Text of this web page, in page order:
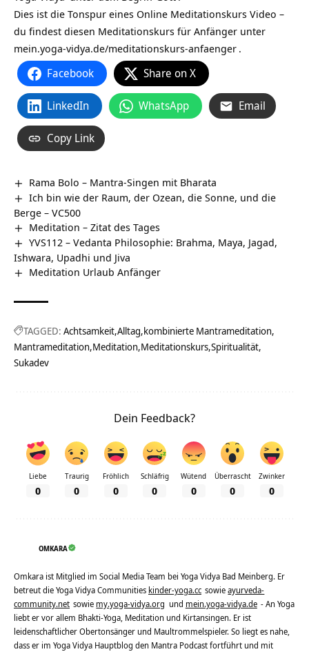
Dies ist die Tonspur eines Online Meditationskurs Video –
du findest diesen Meditationskurs für Anfänger unter
mein.yoga-vidya.de/meditationskurs-anfaenger .
Facebook Share on X
LinkedIn WhatsApp Email
Copy Link
Rama Bolo – Mantra-Singen mit Bharata
Ich bin wie der Raum, der Ozean, die Sonne, und die
Berge – VC500
Meditation – Zitat des Tages
YVS112 – Vedanta Philosophie: Brahma, Maya, Jagad,
Ishwara, Upadhi und Jiva
Meditation Urlaub Anfänger
TAGGED: Achtsamkeit Alltag kombinierte Mantrameditation
Mantrameditation Meditation Meditationskurs Spiritualität
Sukadev
Dein Feedback?
Liebe
0
Traurig
0
Fröhlich
0
Schläfrig
0
Wütend
0
Überrascht
0
Zwinker
0
OMKARA
Omkara ist Mitglied im Social Media Team bei Yoga Vidya Bad Meinberg. Er
betreut die Yoga Vidya Communities kinder-yoga.cc sowieayurveda-
community.net sowie my.yoga-vidya.org und mein.yoga-vidya.de - An Yoga
liebt er vor allem Bhakti-Yoga, Meditation und Kirtansingen. Er ist
leidenschaftlicher Obertonsänger und Maultrommelspieler. So liegt es nahe,
dass er im Yoga Vidya Hauptblog den Mantra Podcast fortführt und mit